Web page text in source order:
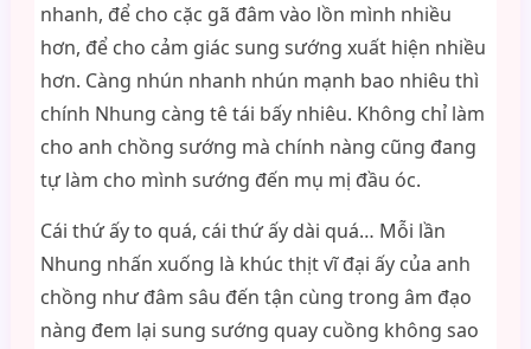
nhanh, để cho cặc gã đâm vào lồn mình nhiều
hơn, để cho cảm giác sung sướng xuất hiện nhiều
hơn. Càng nhún nhanh nhún mạnh bao nhiêu thì
chính Nhung càng tê tái bấy nhiêu. Không chỉ làm
cho anh chồng sướng mà chính nàng cũng đang
tự làm cho mình sướng đến mụ mị đầu óc.
Cái thứ ấy to quá, cái thứ ấy dài quá… Mỗi lần
Nhung nhấn xuống là khúc thịt vĩ đại ấy của anh
chồng như đâm sâu đến tận cùng trong âm đạo
nàng đem lại sung sướng quay cuồng không sao